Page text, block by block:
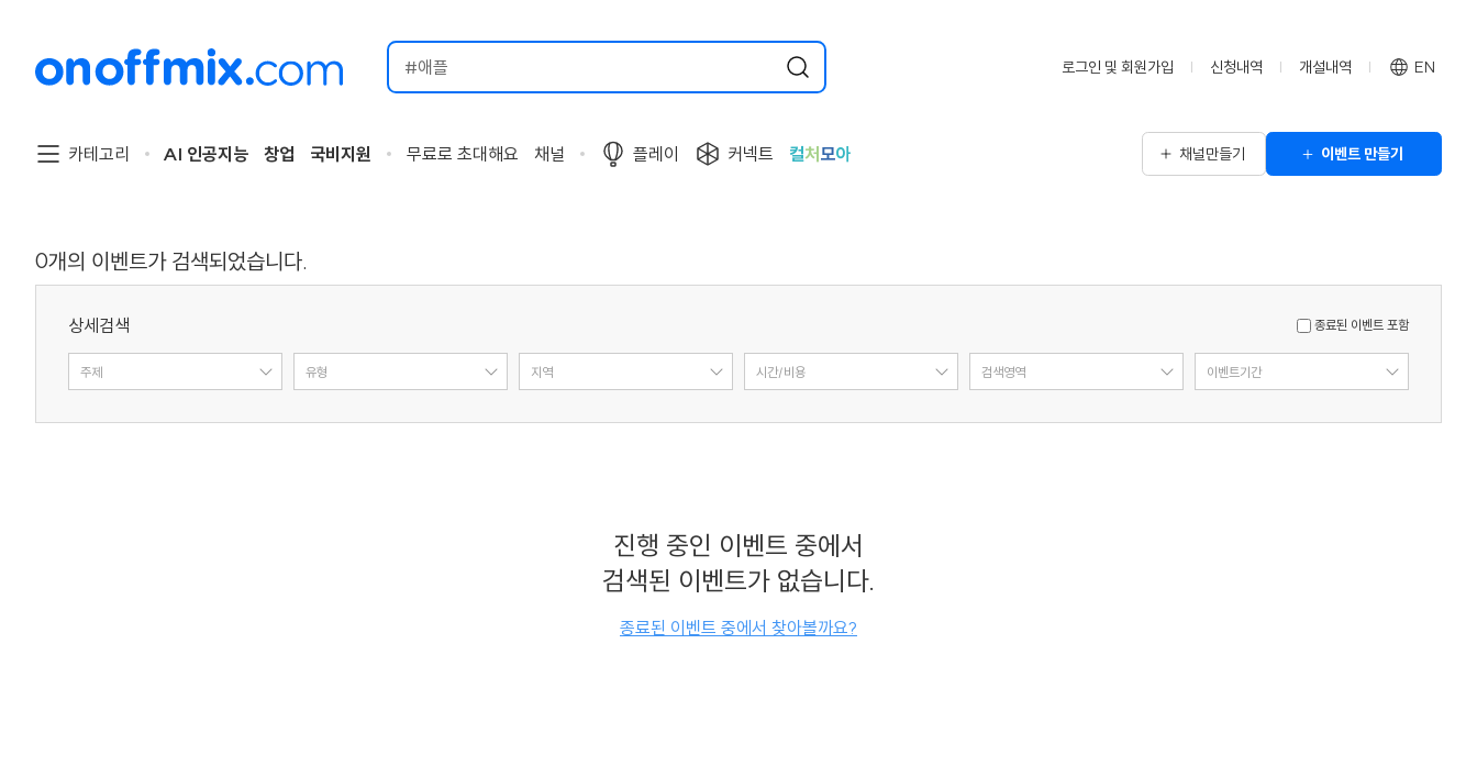
검
할
트
요.
로그인 및 회원가입 신청내역 개설내역 EN
카테고리 AI 인공지능 창업 국비지원 무료로 초대해요 채널 플레이 커넥트 컬처 모아 채널만들기 이벤트 만들기
0개의 이벤트가 검색되었습니다.
상세검색 종료된 이벤트 포함
주제 유형 지역 시간/비용 검색영역 이벤트기간
진행 중인 이벤트 중에서
검색된 이벤트가 없습니다.
종료된 이벤트 중에서 찾아볼까요?